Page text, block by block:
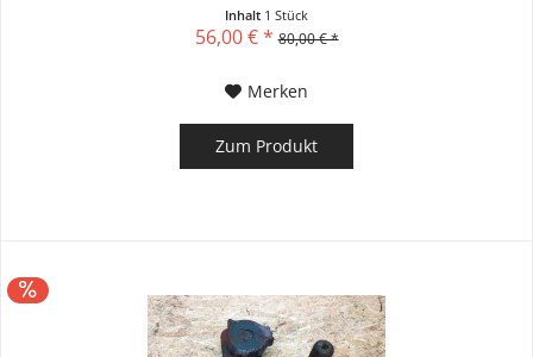
Inhalt 1 Stück
56,00 € * 80,00 € *
Merken
Zum Produkt